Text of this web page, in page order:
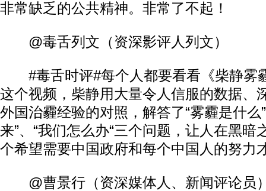
非常缺乏的公共精神。非常了不起！
@毒舌列文（资深影评人列文）
#毒舌时评#每个人都要看看《柴静雾
这个视频，柴静用大量令人信服的数据、
外国治霾经验的对照，解答了“雾霾是什么
来”、“我们怎么办“三个问题，让人在黑暗
个希望需要中国政府和每个中国人的努力
@曹景行（资深媒体人、新闻评论员